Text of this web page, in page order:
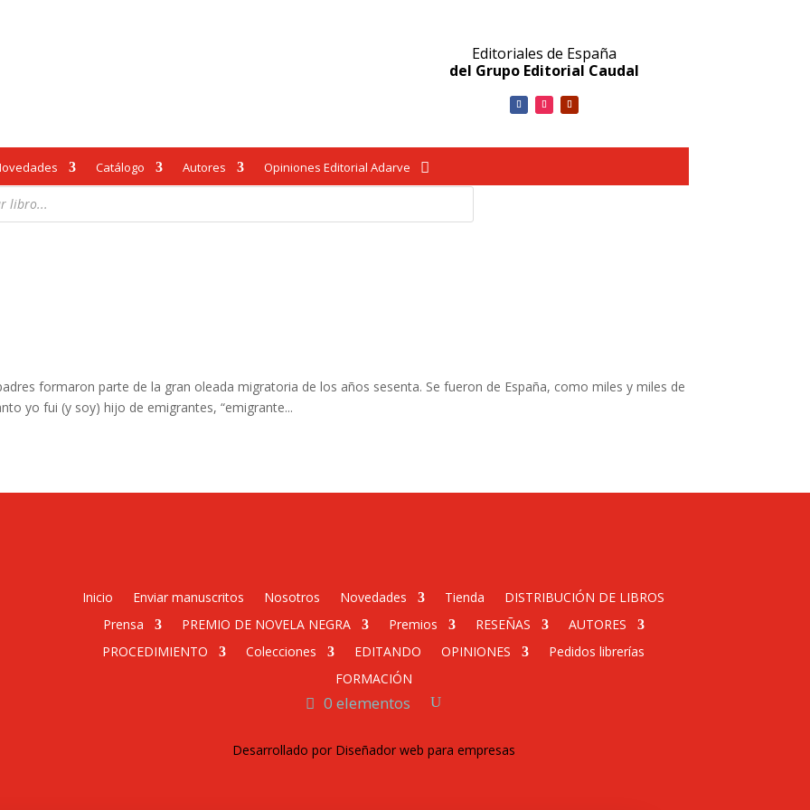
Editoriales de España
del Grupo Editorial Caudal
Catálogo Autores Opiniones Editorial Adarve
formaron parte de la gran oleada migratoria de los años sesenta. Se fueron de España, como miles y miles de
yo fui (y soy) hijo de emigrantes, “emigrante...
Inicio Enviar manuscritos Nosotros Novedades Tienda
DISTRIBUCIÓN DE LIBROS
Prensa
PREMIO DE NOVELA NEGRA Premios RESEÑAS
AUTORES
PROCEDIMIENTO
Colecciones EDITANDO OPINIONES
Pedidos librerías
FORMACIÓN
0 elementos
Desarrollado por Diseñador web para empresas